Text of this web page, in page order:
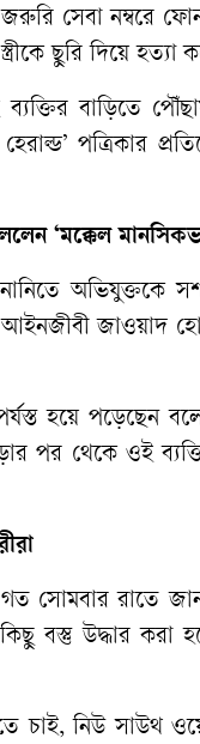
জরুরি সেবা নম্বরে
স্ত্রীকে ছুরি দিয়ে হত্যা
ব্যক্তির বাড়িতে
হেরাল্ড’পত্রিকার
‘মক্কেল
অভিযুক্তকে
আইনজীবী জাওয়াদ
হয়ে পড়েছেন
পর থেকে ওই
গত সোমবার রাতে
কিছু বস্তু উদ্ধার করা
চাই, নিউ সাউথ